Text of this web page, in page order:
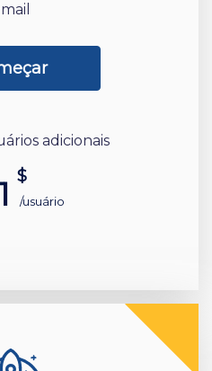
adicionais
$
/usuário